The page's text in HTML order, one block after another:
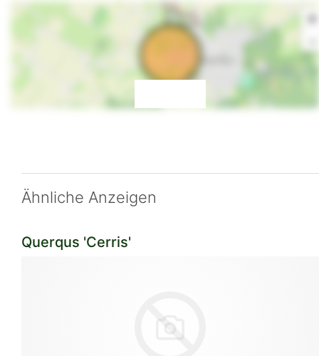
Ähnliche Anzeigen
Querqus 'Cerris'
+